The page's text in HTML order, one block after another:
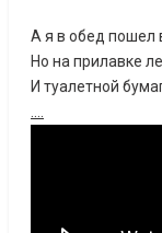
А я в обед пошел
Но на прилавке
И туалетной